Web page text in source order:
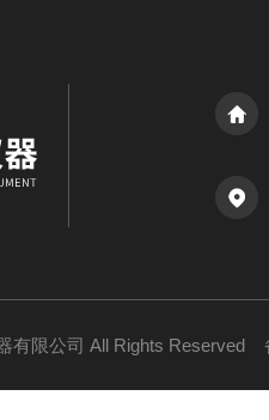
有限公司 All Rights Reserved